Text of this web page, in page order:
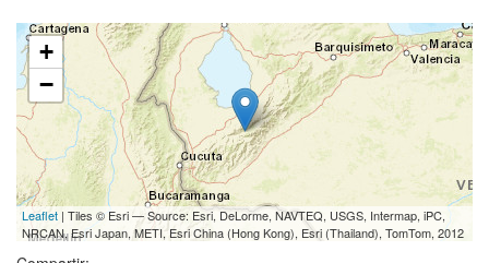
+
−
Leaflet | Tiles © Esri — Source: Esri, DeLorme, NAVTEQ, USGS, Intermap, iPC,
NRCAN, Esri Japan, METI, Esri China (Hong Kong), Esri (Thailand), TomTom, 2012